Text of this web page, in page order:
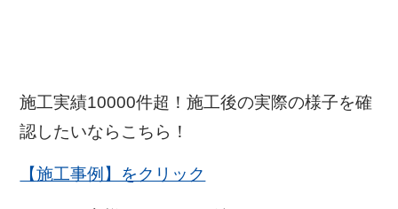
施工実績10000件超！施工後の実際の様子を確
認したいならこちら！
【施工事例】をクリック